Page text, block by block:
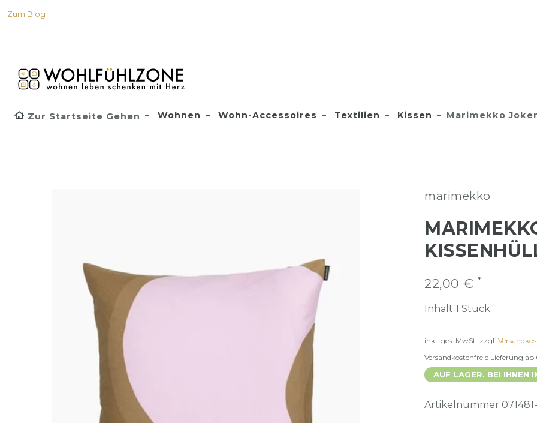
Zum Blog
Zur Startseite Gehen Wohnen Wohn-Accessoires Textilien Kissen Marimekko
marimekko
22,00 € *
Inhalt 1 Stück
inkl. ges. MwSt. zzgl.
Versandkostenfreie Lieferung
AUF LAGER. BEI IHNEN
Artikelnummer